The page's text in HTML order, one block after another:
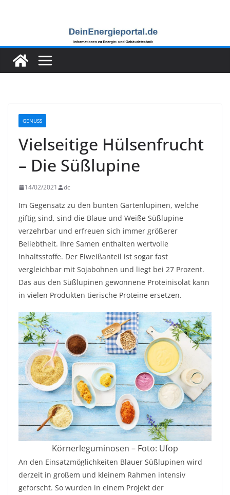
GENUSS
Vielseitige Hülsenfrucht
– Die Süßlupine
14/02/2021 dc
Im Gegensatz zu den bunten Gartenlupinen, welche
giftig sind, sind die Blaue und Weiße Süßlupine
verzehrbar und erfreuen sich immer größerer
Beliebtheit. Ihre Samen enthalten wertvolle
Inhaltsstoffe. Der Eiweißanteil ist sogar fast
vergleichbar mit Sojabohnen und liegt bei 27 Prozent.
Das aus den Süßlupinen gewonnene Proteinisolat kann
in vielen Produkten tierische Proteine ersetzen.
Körnerleguminosen – Foto: Ufop
An den Einsatzmöglichkeiten Blauer Süßlupinen wird
derzeit in großem und kleinem Rahmen intensiv
geforscht. So wurden in einem Projekt der